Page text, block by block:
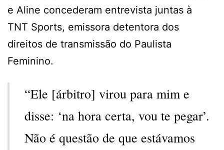
e Aline concederam entrevista juntas à
TNT Sports, emissora detentora dos
direitos de transmissão do Paulista
Feminino.
“Ele [árbitro] virou para mim e
disse: ‘na hora certa, vou te pegar’.
Não é questão de que estávamos